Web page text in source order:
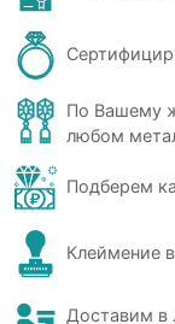
По Вашему
любом
Подберем
Клеймение
Доставим в